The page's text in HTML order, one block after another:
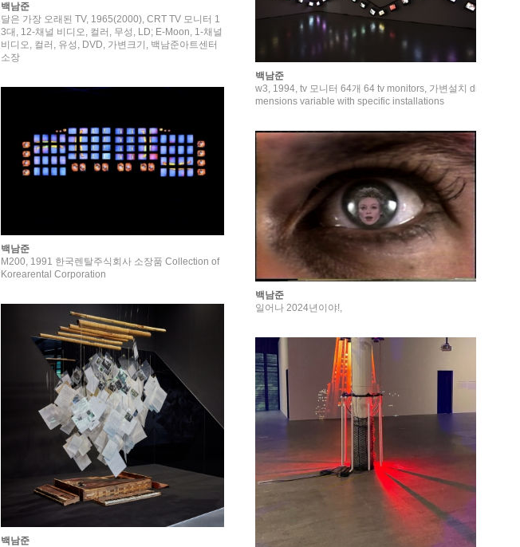
백남준
달은 가장 오래된 TV, 1965(2000), CRT TV 모니터 1
3대, 12-채널 비디오, 컬러, 무성, LD; E-Moon, 1-채널
비디오, 컬러, 유성, DVD, 가변크기, 백남준아트센터
소장
백남준
w3, 1994, tv 모니터 64개 64 tv monitors, 가변설치 di
mensions variable with specific installations
백남준
M200, 1991 한국렌탈주식회사 소장품 Collection of
Korearental Corporation
백남준
일어나 2024년이야!,
백남준